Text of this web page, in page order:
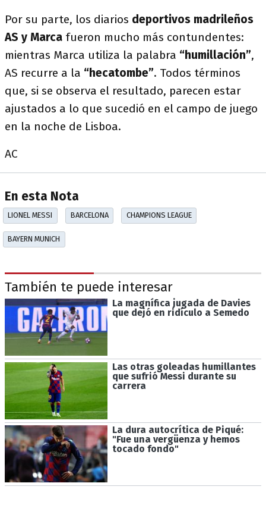
Por su parte, los diarios deportivos madrileños
AS y Marca fueron mucho más contundentes:
mientras Marca utiliza la palabra “humillación”,
AS recurre a la “hecatombe”. Todos términos
que, si se observa el resultado, parecen estar
ajustados a lo que sucedió en el campo de juego
en la noche de Lisboa.
AC
En esta Nota
LIONEL MESSI BARCELONA CHAMPIONS LEAGUE
BAYERN MUNICH
También te puede interesar
La magnífica jugada de Davies
que dejó en ridículo a Semedo
Las otras goleadas humillantes
que sufrió Messi durante su
carrera
La dura autocrítica de Piqué:
"Fue una vergüenza y hemos
tocado fondo"